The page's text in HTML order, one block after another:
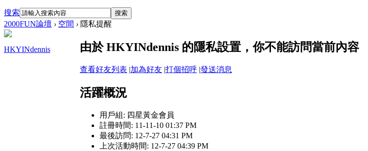
搜索 搜索
2000FUN論壇 › 空間 › 隱私提醒
HKYINdennis 由於 HKYINdennis 的隱私設置，你不能訪問當前內容
查看好友列表 |加為好友 |打個招呼 |發送消息
活躍概況
用戶組: 四星黃金會員
註冊時間: 11-11-10 01:37 PM
最後訪問: 12-7-27 04:31 PM
上次活動時間: 12-7-27 04:39 PM